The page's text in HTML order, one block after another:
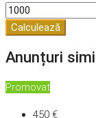
Calculează
Anunțuri
Promovat
450 €